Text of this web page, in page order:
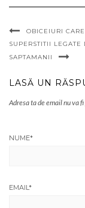
OBICEIURI
SUPERSTITII
SAPTAMANII
LASĂ UN
Adresa ta de email nu va
NUME*
EMAIL*